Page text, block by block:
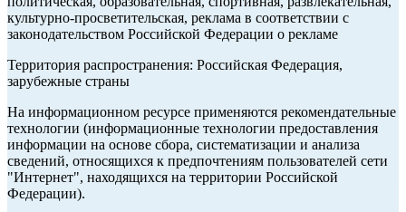
культурно-просветительская, реклама в соответствии с
законодательством Российской Федерации о рекламе
Территория распространения: Российская Федерация,
зарубежные страны
На информационном ресурсе применяются рекомендательные
технологии (информационные технологии предоставления
информации на основе сбора, систематизации и анализа
сведений, относящихся к предпочтениям пользователей сети
"Интернет", находящихся на территории Российской
Федерации).